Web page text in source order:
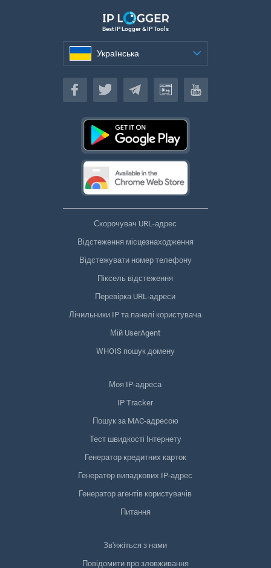
Best IP Logger & IP Tools
Українська
Українська
Скорочувач URL-адрес
Відстеження місцезнаходження
Відстежувати номер телефону
Піксель відстеження
Перевірка URL-адреси
Лічильники IP та панелі користувача
Мій UserAgent
WHOIS пошук домену
Моя IP-адреса
IP Tracker
Пошук за MAC-адресою
Тест швидкості Інтернету
Генератор кредитних карток
Генератор випадкових IP-адрес
Генератор агентів користувачів
Питання
Зв'яжіться з нами
Повідомити про зловживання